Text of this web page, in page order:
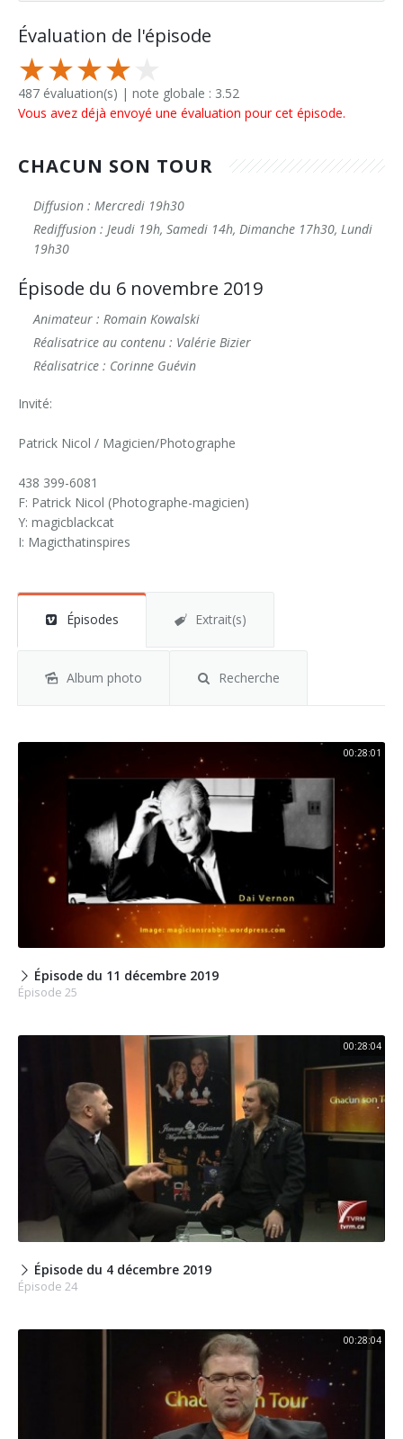
Évaluation de l'épisode
487 évaluation(s) | note globale : 3.52
Vous avez déjà envoyé une évaluation pour cet épisode.
CHACUN SON TOUR
Diffusion : Mercredi 19h30
Rediffusion : Jeudi 19h, Samedi 14h, Dimanche 17h30, Lundi
19h30
Épisode du 6 novembre 2019
Animateur : Romain Kowalski
Réalisatrice au contenu : Valérie Bizier
Réalisatrice : Corinne Guévin
Invité:
Patrick Nicol / Magicien/Photographe
438 399-6081
F: Patrick Nicol (Photographe-magicien)
Y: magicblackcat
I: Magicthatinspires
Épisodes Extrait(s)
Album photo Recherche
00:28:01
Épisode du 11 décembre 2019
Épisode 25
00:28:04
Épisode du 4 décembre 2019
Épisode 24
00:28:04